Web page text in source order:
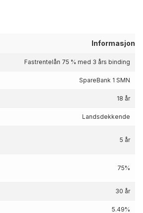
Informasjon
Fastrentelån 75 % med 3 års binding
SpareBank 1 SMN
18 år
Landsdekkende
5 år
75%
30 år
5.49%